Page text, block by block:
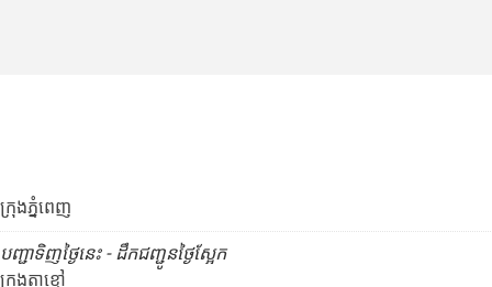
ក្រុងភ្នំពេញ
បញ្ជាទិញថ្ងៃនេះ - ដឹកជញ្ជូនថ្ងៃស្អែក
ក្រុងតាខ្មៅ